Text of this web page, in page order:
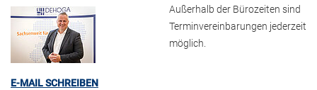
E-MAIL SCHREIBEN
Außerhalb der Bürozeiten sind
Terminvereinbarungen jederzeit
möglich.